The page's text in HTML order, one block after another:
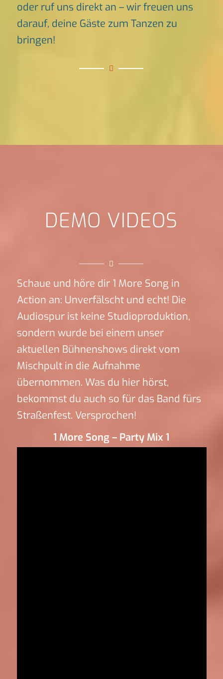
oder ruf uns direkt an – wir freuen uns
darauf, deine Gäste zum Tanzen zu
bringen!
DEMO VIDEOS
Schaue und höre dir 1 More Song in
Action an: Unverfälscht und echt! Die
Audiospur ist keine Studioproduktion,
sondern wurde bei einem unser
aktuellen Bühnenshows direkt vom
Mischpult in die Aufnahme
übernommen. Was du hier hörst,
bekommst du auch so für das Band fürs
Straßenfest. Versprochen!
1 More Song – Party Mix 1